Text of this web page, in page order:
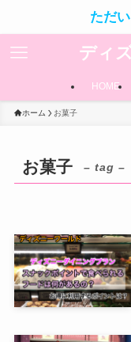
ただ
ディ
HOME
ホーム お菓子
お菓子 – tag –